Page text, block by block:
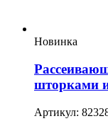
Новинка
шторками
Артикул: